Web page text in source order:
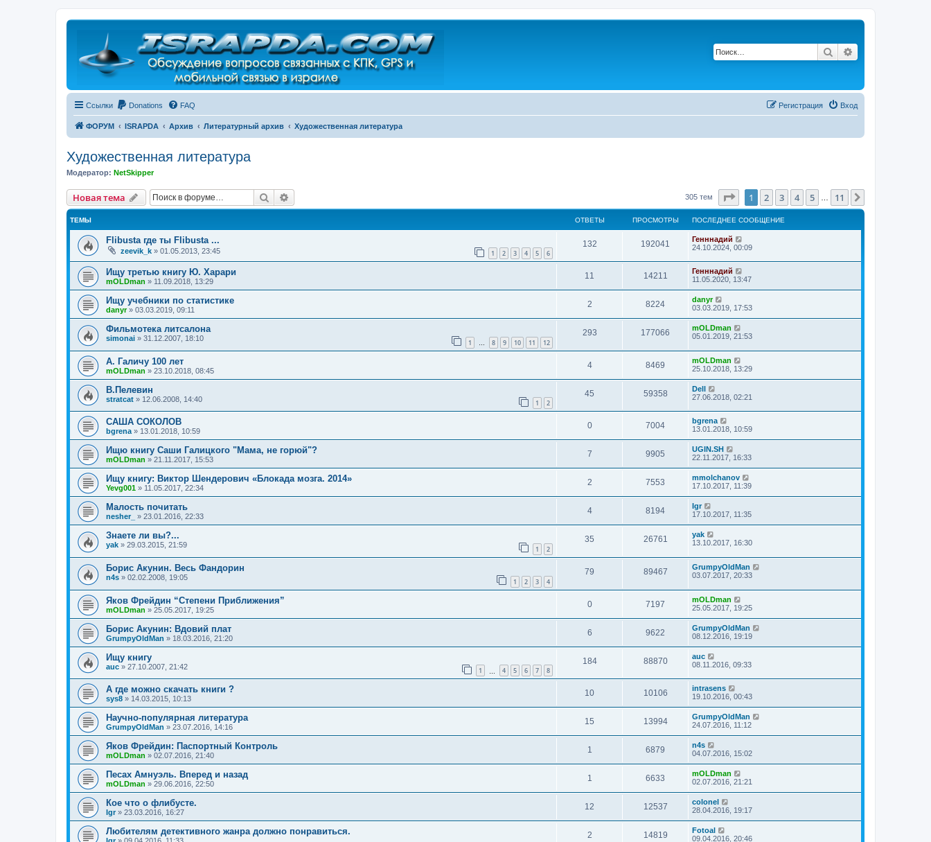
Регистрация
Поиск
Ссылки Donations FAQ Вход
Регистрация
ФОРУМ ISRAPDA Архив Литературный архив Художественная литература
Художественная литература
Модератор: NetSkipper
Новая тема
Новаятема Поиск 305 тем Страница1 из 11
1 2 3 4 5 11
ТЕМЫ ОТВЕТЫ ПРОСМОТРЫ ПОСЛЕДНЕЕ СООБЩЕНИЕ
Flibusta где ты Flibusta ...
zeevik_k » 01.05.2013, 23:45 1 2 3 4 5 6
132 192041
Генннадий
24.10.2024, 00:09
Ищу третью книгу Ю. Харари
mOLDman » 11.09.2018, 13:29
11 14211
Генннадий
11.05.2020, 13:47
Ищу учебники по статистике
danyr» 03.03.2019, 09:11
2 8224
danyr
03.03.2019, 17:53
Фильмотека литсалона
simonai » 31.12.2007, 18:10 1 … 8 9 10 11 12
293 177066
mOLDman
05.01.2019, 21:53
A. Галичу 100 лет
mOLDman » 23.10.2018, 08:45
4 8469
mOLDman
25.10.2018, 13:29
В.Пелевин
stratcat » 12.06.2008, 14:40 1 2
45 59358
Dell
27.06.2018, 02:21
САША СОКОЛОВ
bgrena» 13.01.2018, 10:59
0 7004
bgrena
13.01.2018, 10:59
Ищю книгу Саши Галицкого "Мама, не горюй"?
mOLDman » 21.11.2017, 15:53
7 9905
UGIN.SH
22.11.2017, 16:33
Ищу книгу: Виктор Шендерович «Блокада мозга. 2014»
Yevg001 » 11.05.2017, 22:34
2 7553
mmolchanov
17.10.2017, 11:39
Малость почитать
nesher_ » 23.01.2016, 22:33
4 8194
Igr
17.10.2017, 11:35
Знаете ли вы?...
yak » 29.03.2015, 21:59 1 2
35 26761
yak
13.10.2017, 16:30
Борис Акунин. Весь Фандорин
n4s » 02.02.2008, 19:05 1 2 3 4
79 89467
GrumpyOldMan
03.07.2017, 20:33
Яков Фрейдин “Степени Приближения”
mOLDman » 25.05.2017, 19:25
0 7197
mOLDman
25.05.2017, 19:25
Борис Акунин: Вдовий плат
GrumpyOldMan » 18.03.2016, 21:20
6 9622
GrumpyOldMan
08.12.2016, 19:19
Ищу книгу
auc » 27.10.2007, 21:42 1 4 5 6 7 8
184 88870
auc
08.11.2016, 09:33
А где можно скачать книги ?
sys8 » 14.03.2015, 10:13
10 10106
intrasens
19.10.2016, 00:43
Научно-популярная литература
GrumpyOldMan » 23.07.2016, 14:16
15 13994
GrumpyOldMan
24.07.2016, 11:12
Яков Фрейдин: Паспортный Контроль
mOLDman » 02.07.2016, 21:40
1 6879
n4s
04.07.2016, 15:02
Песах Амнуэль. Вперед и назад
mOLDman » 29.06.2016, 22:50
1 6633
mOLDman
02.07.2016, 21:21
Кое что о флибусте.
Igr » 23.03.2016, 16:27
12 12537
colonel
28.04.2016, 19:17
Любителям детективного жанра должно понравиться. 2 14819
Fotoal
09.04.2016, 20:46